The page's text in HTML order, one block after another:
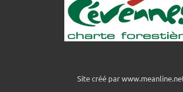
Site créé par